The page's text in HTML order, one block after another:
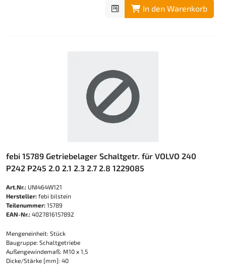
In den Warenkorb
febi 15789 Getriebelager Schaltgetr. für VOLVO 240
P242 P245 2.0 2.1 2.3 2.7 2.8 1229085
Art.Nr.: UNI464W121
Hersteller: febi bilstein
Teilenummer: 15789
EAN-Nr.: 4027816157892
Mengeneinheit: Stück
Baugruppe: Schaltgetriebe
Außengewindemaß: M10 x 1,5
Dicke/Stärke [mm]: 40